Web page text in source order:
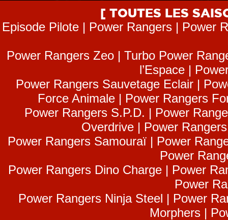
[ TOUTES LES
Episode Pilote | Power Rangers | Power
Power Rangers Zeo | Turbo Power
l’Espace |
Power Rangers Sauvetage Eclair |
Force Animale | Power Rangers
Power Rangers S.P.D. | Power
Overdrive | Power
Power Rangers Samouraï | Power
Power
Power Rangers Dino Charge | Power
Power
Power Rangers Ninja Steel | Power
Morphers |